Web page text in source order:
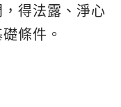
得法露、淨心
條件。